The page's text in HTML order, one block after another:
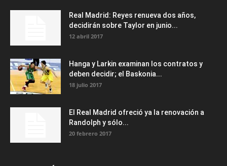
Real Madrid: Reyes renueva dos años,
decidirán sobre Taylor en junio...
12 abril 2017
Hanga y Larkin examinan los contratos y
deben decidir; el Baskonia...
18 julio 2017
El Real Madrid ofreció ya la renovación a
Randolph y sólo...
20 febrero 2017